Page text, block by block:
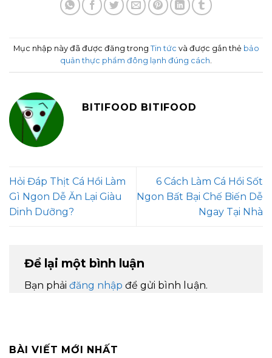
Mục nhập này đã được đăng trong Tin tức và được gắn thẻ bảo
quản thực phẩm đông lạnh đúng cách
BITIFOOD BITIFOOD
Hỏi Đáp Thịt Cá Hồi Làm
Gì Ngon Dễ Ăn Lại Giàu
Dinh Dưỡng?
6 Cách Làm Cá Hồi Sốt
Ngon Bất Bại Chế Biến Dễ
Ngay Tại Nhà
Để lại một bình luận
Bạn phải đăng nhập để gửi bình luận.
BÀI VIẾT MỚI NHẤT